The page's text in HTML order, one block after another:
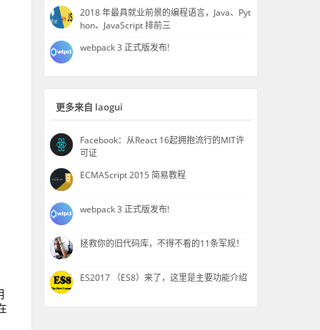
2018 年最具就业前景的编程语言，Java、Pyt
hon、JavaScript 排前三
webpack 3 正式版发布!
更多来自 laogui
Facebook：从React 16起拥抱流行的MIT许
可证
ECMAScript 2015 简易教程
webpack 3 正式版发布!
拯救你的旧代码库，不得不看的11条军规！
ES2017 （ES8）来了，这里是主要功能介绍